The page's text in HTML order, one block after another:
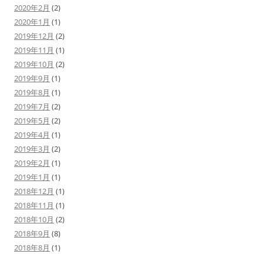
2020年2月 (2)
2020年1月 (1)
2019年12月 (2)
2019年11月 (1)
2019年10月 (2)
2019年9月 (1)
2019年8月 (1)
2019年7月 (2)
2019年5月 (2)
2019年4月 (1)
2019年3月 (2)
2019年2月 (1)
2019年1月 (1)
2018年12月 (1)
2018年11月 (1)
2018年10月 (2)
2018年9月 (8)
2018年8月 (1)